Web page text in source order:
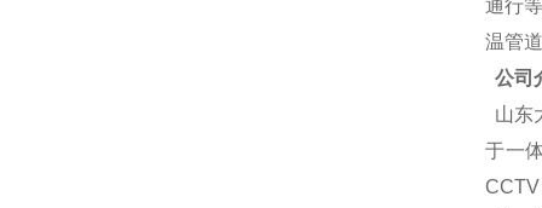
通行
温管
公司
山东
于一